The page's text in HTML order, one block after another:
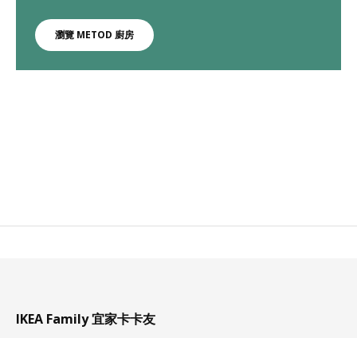
瀏覽 METOD 廚房
IKEA Family 宜家卡卡友